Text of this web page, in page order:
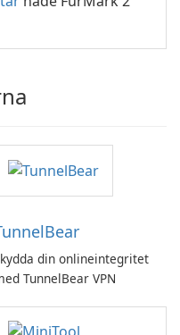
din onlineintegritet
TunnelBear VPN